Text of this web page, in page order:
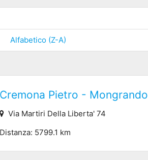
Alfabetico (Z-A)
Cremona Pietro - Mongrando
Via Martiri Della Liberta' 74
Distanza: 5799.1 km